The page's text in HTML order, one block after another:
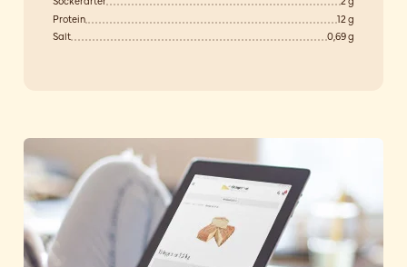
Protein
12 g
Salt
0,69 g